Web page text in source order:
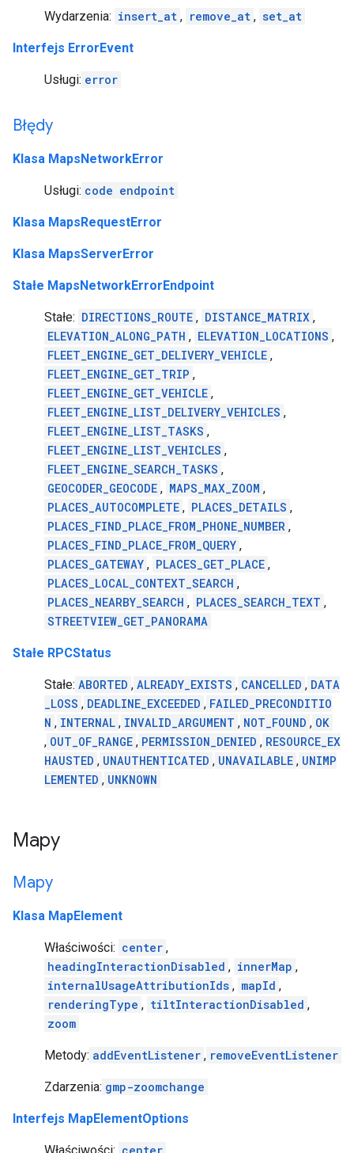
Wydarzenia: insert_at , remove_at , set_at
Interfejs ErrorEvent
Usługi: error
Błędy
Klasa MapsNetworkError
Usługi: code endpoint
Klasa MapsRequestError
Klasa MapsServerError
Stałe MapsNetworkErrorEndpoint
Stałe: DIRECTIONS_ROUTE , DISTANCE_MATRIX ,
ELEVATION_ALONG_PATH , ELEVATION_LOCATIONS ,
FLEET_ENGINE_GET_DELIVERY_VEHICLE ,
FLEET_ENGINE_GET_TRIP ,
FLEET_ENGINE_GET_VEHICLE ,
FLEET_ENGINE_LIST_DELIVERY_VEHICLES ,
FLEET_ENGINE_LIST_TASKS ,
FLEET_ENGINE_LIST_VEHICLES ,
FLEET_ENGINE_SEARCH_TASKS ,
GEOCODER_GEOCODE , MAPS_MAX_ZOOM ,
PLACES_AUTOCOMPLETE , PLACES_DETAILS ,
PLACES_FIND_PLACE_FROM_PHONE_NUMBER ,
PLACES_FIND_PLACE_FROM_QUERY ,
PLACES_GATEWAY , PLACES_GET_PLACE ,
PLACES_LOCAL_CONTEXT_SEARCH ,
PLACES_NEARBY_SEARCH , PLACES_SEARCH_TEXT ,
STREETVIEW_GET_PANORAMA
Stałe RPCStatus
Stałe: ABORTED , ALREADY_EXISTS , CANCELLED , DATA
_LOSS , DEADLINE_EXCEEDED , FAILED_PRECONDITIO
N , INTERNAL , INVALID_ARGUMENT , NOT_FOUND , OK
, OUT_OF_RANGE , PERMISSION_DENIED , RESOURCE_EX
HAUSTED , UNAUTHENTICATED , UNAVAILABLE , UNIMP
LEMENTED , UNKNOWN
Mapy
Mapy
Klasa MapElement
Właściwości: center ,
headingInteractionDisabled , innerMap ,
internalUsageAttributionIds , mapId ,
renderingType , tiltInteractionDisabled ,
zoom
Metody: addEventListener , removeEventListener
Zdarzenia: gmp-zoomchange
Interfejs MapElementOptions